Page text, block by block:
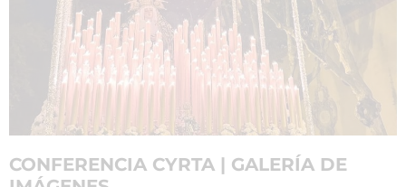
CONFERENCIA CYRTA | GALERÍA DE